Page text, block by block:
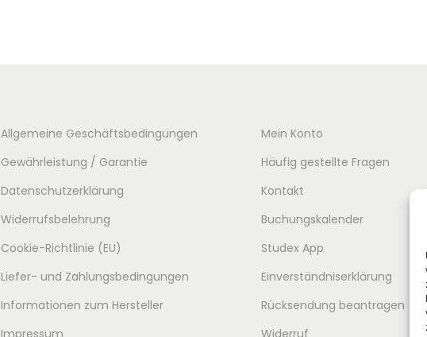
Allgemeine Geschäftsbedingungen
Gewährleistung / Garantie
Datenschutzerklärung
Widerrufsbelehrung
Cookie-Richtlinie (EU)
Liefer- und Zahlungsbedingungen
Informationen zum Hersteller
Impressum
Mein Konto
Häufig gestellte Fragen
Kontakt
Buchungskalender
Studex App
Einverständniserklärung
Rücksendung beantragen
Widerruf